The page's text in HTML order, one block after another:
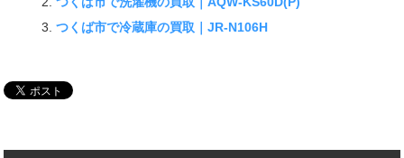
つくば市で冷蔵庫の買取｜JR-N106H